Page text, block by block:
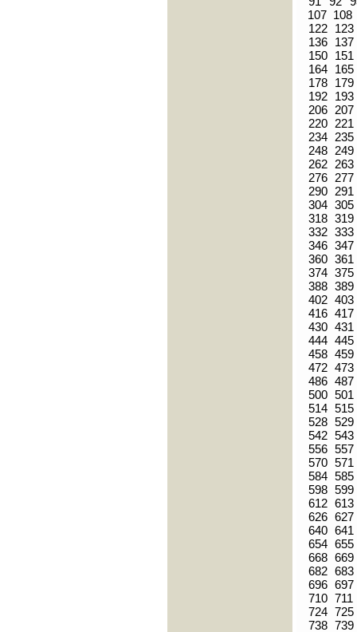
107 108
122
123
136
137
150
151
164
165
178
179
192
193
206 207
220
221
234
235
248
249
262
263
276
277
290
291
304 305
318 319
332 333
346 347
360 361
374 375
388 389
402 403
416 417
430 431
444 445
458 459
472 473
486 487
500 501
514 515
528 529
542 543
556 557
570 571
584 585
598 599
612 613
626 627
640 641
654 655
668 669
682 683
696 697
710 711
724 725
738 739